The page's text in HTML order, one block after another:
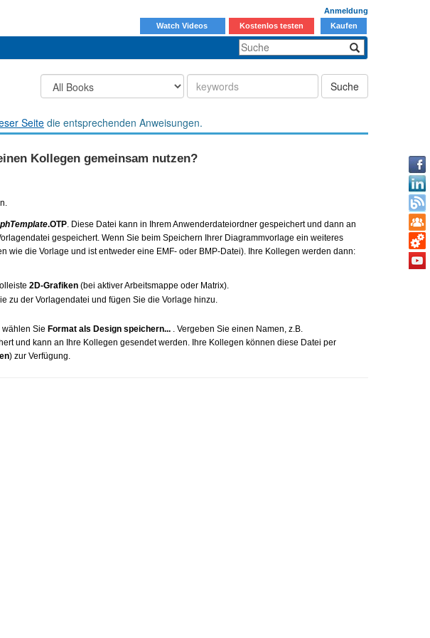
Anmeldung
Watch Videos
Kostenlos testen Kaufen
Suche
Seite die entsprechenden Anweisungen.
Kollegen gemeinsam nutzen?
.OTP . Diese Datei kann in Ihrem Anwenderdateiordner gespeichert und dann an
gespeichert. Wenn Sie beim Speichern Ihrer Diagrammvorlage ein weiteres
die Vorlage und ist entweder eine EMF- oder BMP-Datei). Ihre Kollegen werden dann:
2D-Grafiken (bei aktiver Arbeitsmappe oder Matrix).
zu der Vorlagendatei und fügen Sie die Vorlage hinzu.
wählen Sie Format als Design speichern... . Vergeben Sie einen Namen, z.B.
und kann an Ihre Kollegen gesendet werden. Ihre Kollegen können diese Datei per
) zur Verfügung.